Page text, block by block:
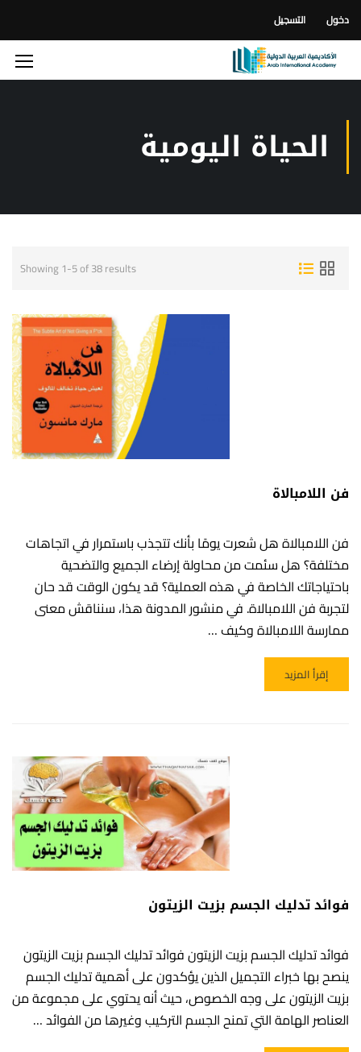
دخول التسجيل
الحياة اليومية
Showing 1-5 of 38 results
فن اللامبالاة
فن اللامبالاة هل شعرت يومًا بأنك تتجذب باستمرار في اتجاهات
مختلفة؟ هل سئمت من محاولة إرضاء الجميع والتضحية
باحتياجاتك الخاصة في هذه العملية؟ قد يكون الوقت قد حان
لتجربة فن اللامبالاة. في منشور المدونة هذا، سنناقش معنى
ممارسة اللامبالاة وكيف …
READ MORE ABOUT فن اللامبالاة
إقرأ المزيد
فوائد تدليك الجسم بزيت الزيتون
فوائد تدليك الجسم بزيت الزيتون فوائد تدليك الجسم بزيت الزيتون
ينصح بها خبراء التجميل الذين يؤكدون على أهمية تدليك الجسم
بزيت الزيتون على وجه الخصوص، حيث أنه يحتوي على مجموعة من
العناصر الهامة التي تمنح الجسم التركيب وغيرها من الفوائد …